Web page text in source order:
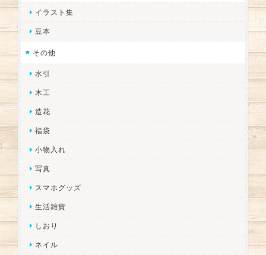
イラスト集
豆本
その他
水引
木工
造花
福袋
小物入れ
写真
スマホグッズ
生活雑貨
しおり
ネイル